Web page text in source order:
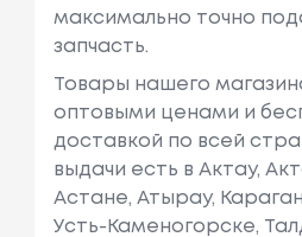
максимально точно
запчасть.
Товары нашего
оптовыми ценами и
доставкой по всей
выдачи есть в Актау,
Астане, Атырау,
Усть-Каменогорске,